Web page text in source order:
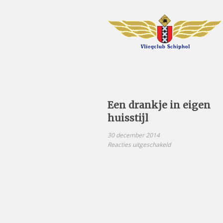
Een drankje in eigen
huisstijl
30 december 2014
Reacties uitgeschakeldvoor